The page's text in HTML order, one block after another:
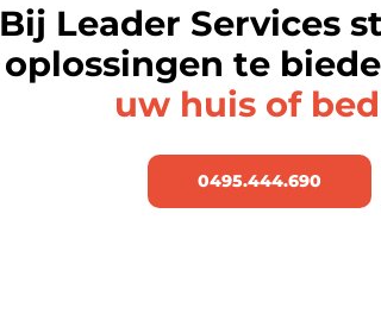
Bij Leader Services
oplossingen te
uw huis of
0495.444.690